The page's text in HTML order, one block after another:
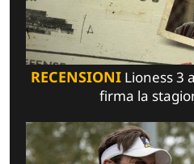
RECENSIONILioness 3
firma la